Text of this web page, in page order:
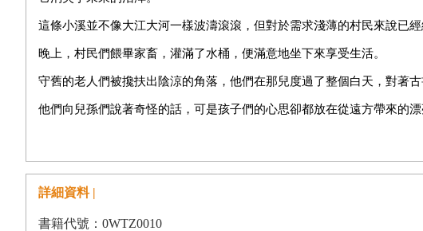
這條小溪並不像大江大河一樣波濤滾滾，但對於需求淺薄的村民來說已經
晚上，村民們餵畢家畜，灌滿了水桶，便滿意地坐下來享受生活。
守舊的老人們被攙扶出陰涼的角落，他們在那兒度過了整個白天，對著古
他們向兒孫們說著奇怪的話，可是孩子們的心思卻都放在從遠方帶來的漂
不過，它們是一千年前由一個被遺忘的民族寫下的，因此很神聖。
因為在「無知山谷」裡，古老的東西總是備受尊敬，敢否認祖先智慧的
但恐懼總是伴隨著人們。他們要是得不到園中果實中應得的那份，該怎麼
詳細資料 |
書籍代號：0WTZ0010